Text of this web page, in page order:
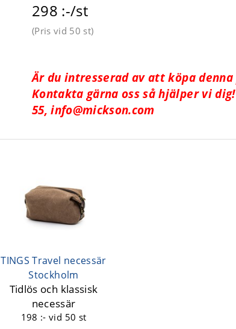
298 :-/st
(Pris vid 50 st)
Är du intresserad av att köpa
Kontakta gärna oss så hjälper vi dig!
55,info@mickson.com
TINGS Travel necessär
Stockholm
Tidlös och klassisk
necessär
198 :-vid 50 st